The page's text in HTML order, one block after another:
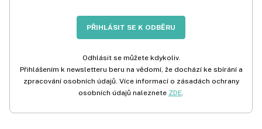
PŘIHLÁSIT SE K ODBĚRU
Odhlásit se můžete kdykoliv.
Přihlášením k newsletteru beru na vědomí, že dochází ke sbírání a
zpracování osobních údajů. Více informací o zásadách ochrany
osobních údajů naleznete ZDE